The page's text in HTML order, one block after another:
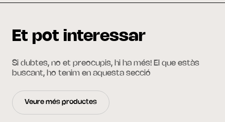
Et pot interessar
Si dubtes, no et preocupis, hi ha més! El que estàs
buscant, ho tenim en aquesta secció
Veure més productes